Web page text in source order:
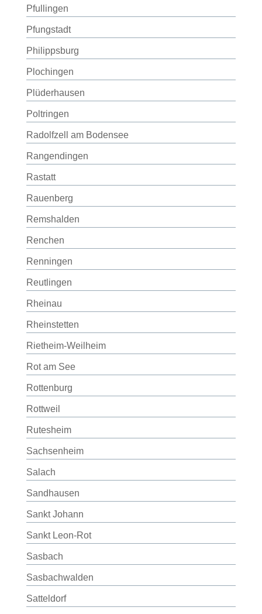
Pfullingen
Pfungstadt
Philippsburg
Plochingen
Plüderhausen
Poltringen
Radolfzell am Bodensee
Rangendingen
Rastatt
Rauenberg
Remshalden
Renchen
Renningen
Reutlingen
Rheinau
Rheinstetten
Rietheim-Weilheim
Rot am See
Rottenburg
Rottweil
Rutesheim
Sachsenheim
Salach
Sandhausen
Sankt Johann
Sankt Leon-Rot
Sasbach
Sasbachwalden
Satteldorf